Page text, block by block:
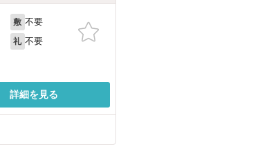
敷 不要
礼 不要
詳細を見る